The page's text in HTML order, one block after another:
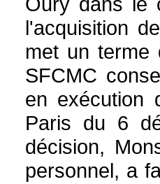
l'acquisition
met un terme
SFCMC
en exécution
Paris du 6
décision,
personnel, a